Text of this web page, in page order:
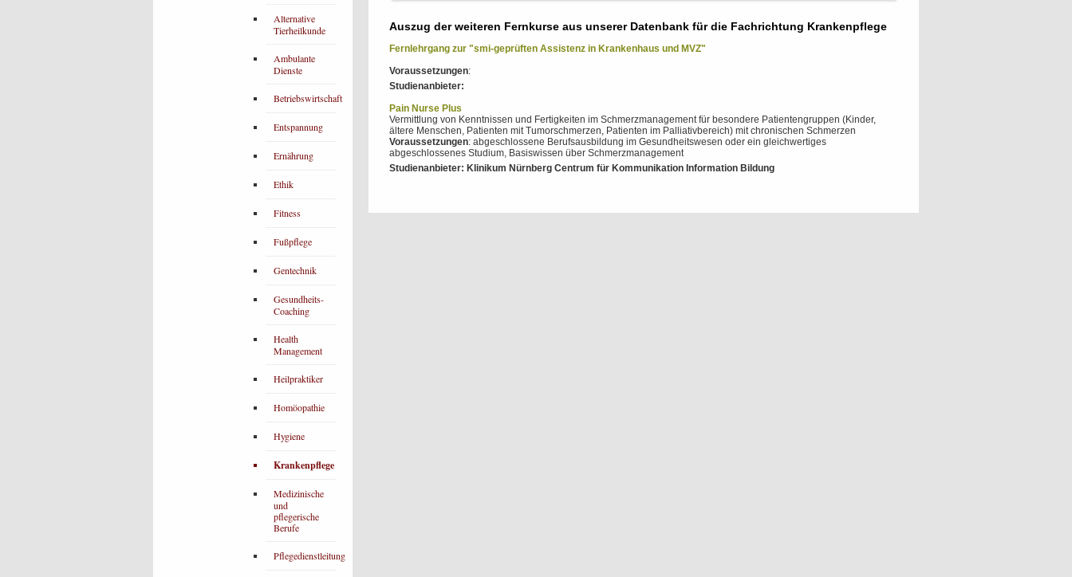
Auszug der weiteren Fernkurse aus unserer Datenbank für die Fachrichtung Krankenpflege
Fernlehrgang zur "smi-geprüften Assistenz in Krankenhaus und MVZ"
Voraussetzungen:
Studienanbieter:
Pain Nurse Plus
Vermittlung von Kenntnissen und Fertigkeiten im Schmerzmanagement für besondere Patientengruppen (Kinder,
ältere Menschen, Patienten mit Tumorschmerzen, Patienten im Palliativbereich) mit chronischen Schmerzen
Voraussetzungen: abgeschlossene Berufsausbildung im Gesundheitswesen oder ein gleichwertiges
abgeschlossenes Studium, Basiswissen über Schmerzmanagement
Studienanbieter: Klinikum Nürnberg Centrum für Kommunikation Information Bildung
Alternative
Tierheilkunde
Ambulante
Dienste
Betriebswirtschaft
Entspannung
Ernährung
Ethik
Fitness
Fußpflege
Gentechnik
Gesundheits-
Coaching
Health
Management
Heilpraktiker
Homöopathie
Hygiene
Krankenpflege
Medizinische
und
pflegerische
Berufe
Pflegedienstleitung